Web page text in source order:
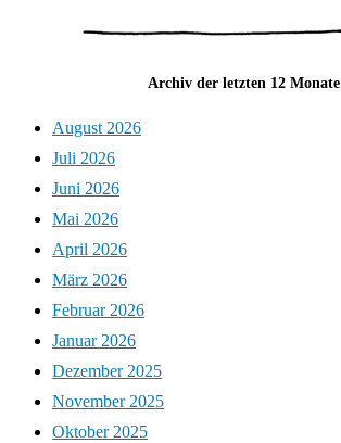
Archiv der letzten 12 Monate
August 2026
Juli 2026
Juni 2026
Mai 2026
April 2026
März 2026
Februar 2026
Januar 2026
Dezember 2025
November 2025
Oktober 2025